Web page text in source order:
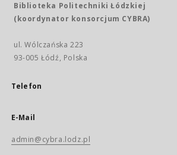
Biblioteka Politechniki Łódzkiej
(koordynator konsorcjum CYBRA)
ul. Wólczańska 223
93-005 Łódź, Polska
Telefon
E-Mail
admin@cybra.lodz.pl